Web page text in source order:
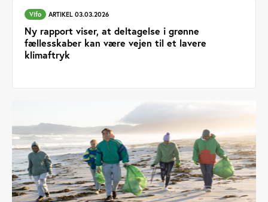
Vifo ARTIKEL 03.03.2026
Ny rapport viser, at deltagelse i grønne
fællesskaber kan være vejen til et lavere
klimaftryk